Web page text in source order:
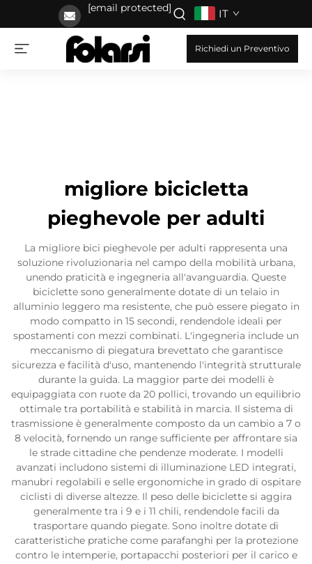
[email protected] IT
Richiedi un Preventivo
migliore bicicletta
pieghevole per adulti
La migliore bici pieghevole per adulti rappresenta una
soluzione rivoluzionaria nel campo della mobilità urbana,
unendo praticità e ingegneria all'avanguardia. Queste
biciclette sono generalmente dotate di un telaio in
alluminio leggero ma resistente, che può essere piegato in
modo compatto in 15 secondi, rendendole ideali per
spostamenti con mezzi combinati. L'ingegneria include un
meccanismo di piegatura brevettato che garantisce
sicurezza e facilità d'uso, mantenendo l'integrità strutturale
durante la guida. La maggior parte dei modelli è
equipaggiata con ruote da 20 pollici, trovando un equilibrio
ottimale tra portabilità e stabilità in marcia. Il sistema di
trasmissione è generalmente composto da un cambio a 7 o
8 velocità, fornendo un range sufficiente per affrontare sia
le strade cittadine che pendenze moderate. I modelli
avanzati includono sistemi di illuminazione LED integrati,
manubri regolabili e selle ergonomiche in grado di ospitare
ciclisti di diverse altezze. Il peso delle biciclette si aggira
generalmente tra i 9 e i 11 chili, rendendole facili da
trasportare quando piegate. Sono inoltre dotate di
caratteristiche pratiche come parafanghi per la protezione
contro le intemperie, portapacchi posteriori per il carico e